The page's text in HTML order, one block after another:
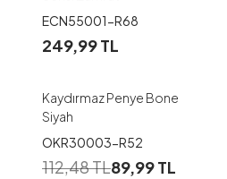
ECN55001-R68
249,99TL
Kaydırmaz Penye Bone
Siyah
OKR30003-R52
112,48TL89,99TL